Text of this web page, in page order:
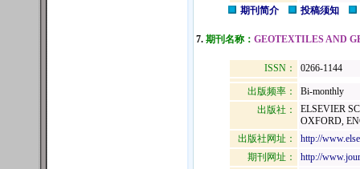
期刊简介
投稿须知
7. 期刊名称： GEOTEXTILES AND
ISSN： 0266-1144
出版频率：
Bi-monthly
出版社：
ELSEVIER
OXFORD,
出版社网址：
http://
期刊网址：
http://